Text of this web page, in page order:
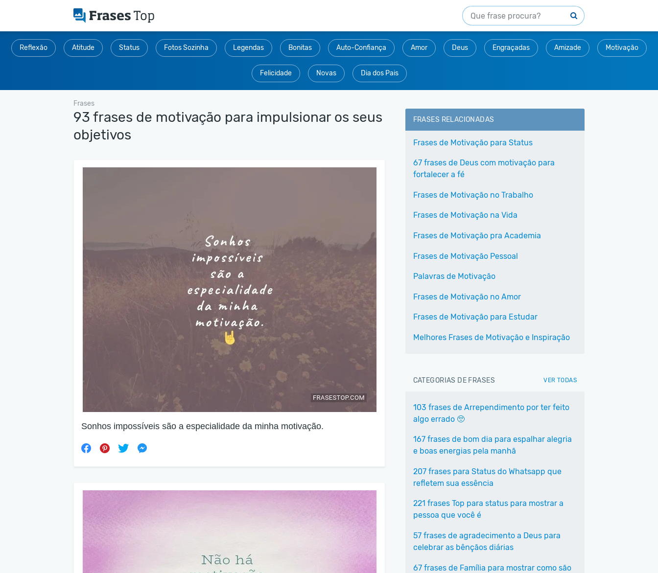
Reflexão Atitude Status Fotos Sozinha Legendas Bonitas Auto-Confiança Amor Deus Engraçadas Amizade Motivação
Felicidade Novas Dia dos Pais
Frases
93 frases de motivação para impulsionar os seus
objetivos
Sonhos impossíveis são a especialidade da minha motivação.
FRASES RELACIONADAS
Frases de Motivação para Status
67 frases de Deus com motivação para
fortalecer a fé
Frases de Motivação no Trabalho
Frases de Motivação na Vida
Frases de Motivação pra Academia
Frases de Motivação Pessoal
Palavras de Motivação
Frases de Motivação no Amor
Frases de Motivação para Estudar
Melhores Frases de Motivação e Inspiração
CATEGORIAS DE FRASES VER TODAS
103 frases de Arrependimento por ter feito
algo errado 🥺
167 frases de bom dia para espalhar alegria
e boas energias pela manhã
207 frases para Status do Whatsapp que
refletem sua essência
221 frases Top para status para mostrar a
pessoa que você é
57 frases de agradecimento a Deus para
celebrar as bênçãos diárias
67 frases de Família para mostrar como são